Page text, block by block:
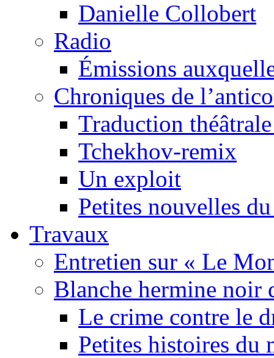
Danielle Collobert
Radio
Émissions
Chroniques de
Traduction
Tchekhov-remix
Un exploit
Petites nouvelles
Travaux
Entretien sur « Le
Blanche hermine noir
Le crime contre le
Petites histoires du